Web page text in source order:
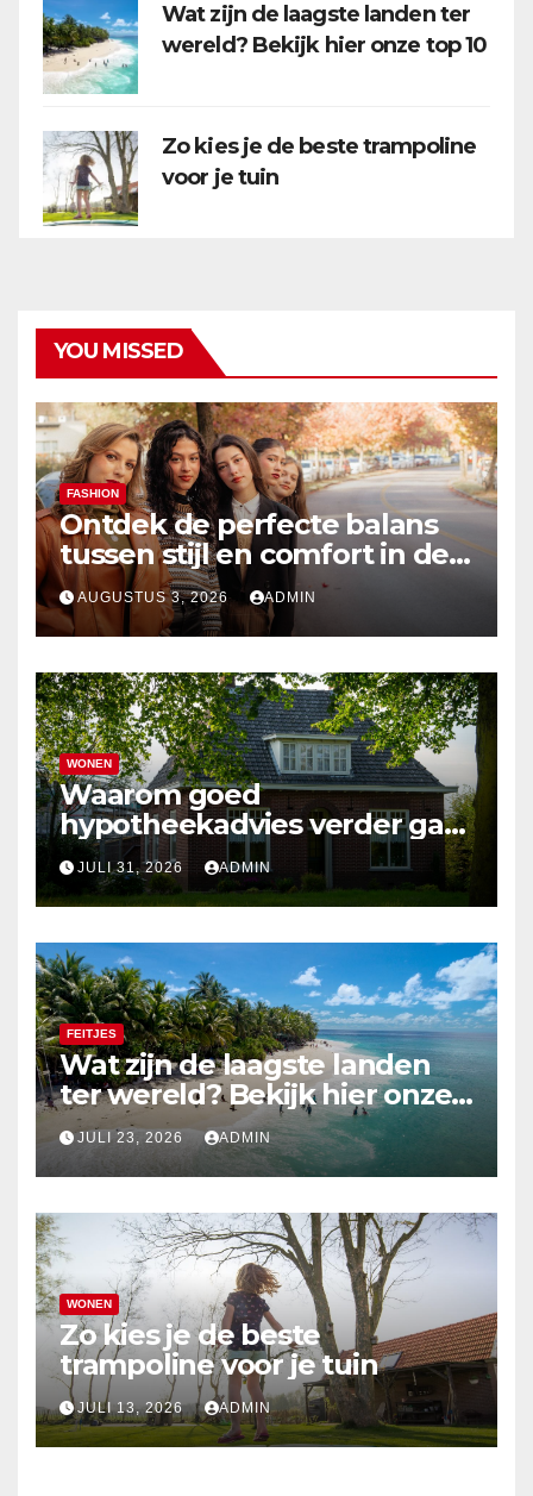
Wat zijn de laagste landen ter
wereld? Bekijk hier onze top 10
Zo kies je de beste trampoline
voor je tuin
YOU MISSED
FASHION
Ontdek de perfecte balans
tussen stijl en comfort in de
nieuwste damesmode
AUGUSTUS 3, 2026 ADMIN
WONEN
Waarom goed
hypotheekadvies verder gaat
dan alleen cijfers
JULI 31, 2026 ADMIN
FEITJES
Wat zijn de laagste landen
ter wereld? Bekijk hier onze
top 10
JULI 23, 2026 ADMIN
WONEN
Zo kies je de beste
trampoline voor je tuin
JULI 13, 2026 ADMIN